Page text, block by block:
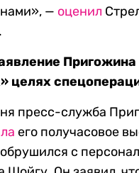
— оценил
Пригожина
целях
пресс-служба
его получасовое
с